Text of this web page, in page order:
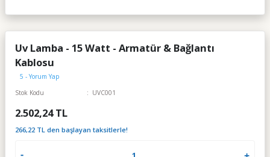
Uv Lamba - 15 Watt - Armatür & Bağlantı
Kablosu
5 - Yorum Yap
Stok Kodu
UVC001
2.502,24 TL
266,22 TL den başlayan taksitlerle!